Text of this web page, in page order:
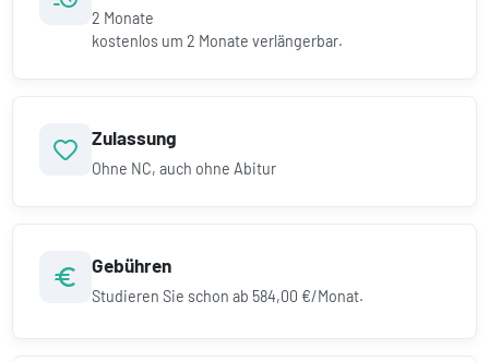
2 Monate
kostenlos um2 Monate verlängerbar.
Zulassung
Ohne NC, auch ohne Abitur
Gebühren
Studieren Sie schon ab 584,00 €/Monat.